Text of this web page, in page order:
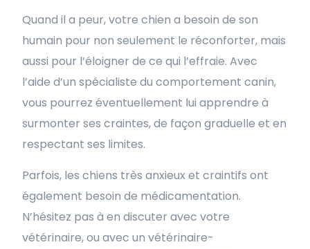
Quand il a peur, votre chien a besoin de son
humain pour non seulement le réconforter, mais
aussi pour l’éloigner de ce qui l’effraie. Avec
l’aide d’un spécialiste du comportement canin,
vous pourrez éventuellement lui apprendre à
surmonter ses craintes, de façon graduelle et en
respectant ses limites.
Parfois, les chiens très anxieux et craintifs ont
également besoin de médicamentation.
N’hésitez pas à en discuter avec votre
vétérinaire, ou avec un vétérinaire-